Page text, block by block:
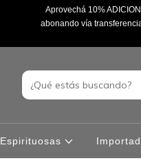
Aprovechá 10%
abonando vía
Espirituosas